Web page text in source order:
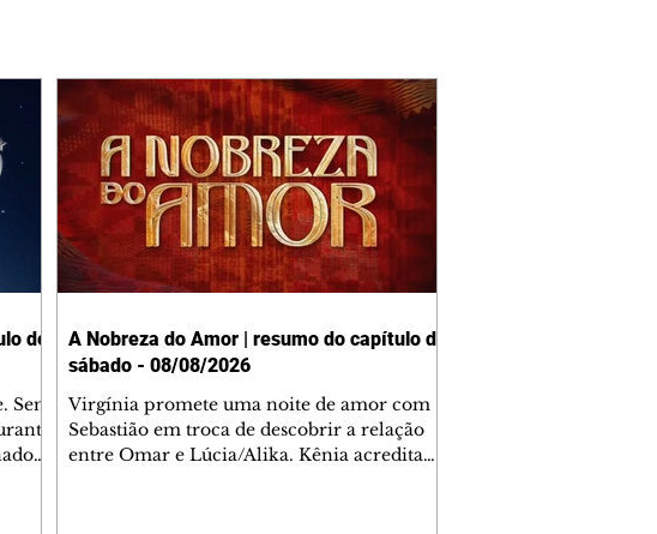
de
A Nobreza do Amor | resumo do capítulo de
sábado - 08/08/2026
Virgínia promete uma noite de amor com
Sebastião em troca de descobrir a relação
entre Omar e Lúcia/Alika. Kênia acredita